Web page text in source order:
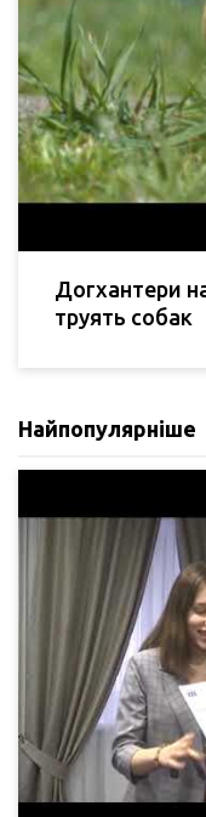
Догхантери
труять собак
Найпопулярніше